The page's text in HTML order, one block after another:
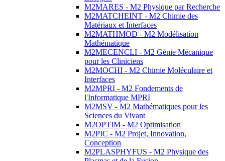
M2MARES - M2 Physique par Recherche
M2MATCHEINT - M2 Chimie des
Matériaux et Interfaces
M2MATHMOD - M2 Modélisation
Mathématique
M2MECENCLI - M2 Génie Mécanique
pour les Cliniciens
M2MOCHI - M2 Chimie Moléculaire et
Interfaces
M2MPRI - M2 Fondements de
l'Informatique MPRI
M2MSV - M2 Mathématiques pour les
Sciences du Vivant
M2OPTIM - M2 Optimisation
M2PIC - M2 Projet, Innovation,
Conception
M2PLASPHYFUS - M2 Physique des